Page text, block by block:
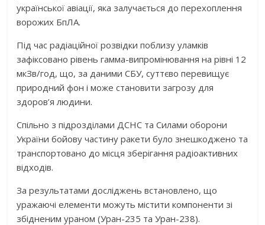
української авіації, яка залучається до перехоплення
ворожих БпЛА.
Під час радіаційної розвідки поблизу уламків
зафіксовано рівень гамма-випромінювання на рівні 12
мкЗв/год, що, за даними СБУ, суттєво перевищує
природний фон і може становити загрозу для
здоров’я людини.
Спільно з підрозділами ДСНС та Силами оборони
України бойову частину ракети було знешкоджено та
транспортовано до місця зберігання радіоактивних
відходів.
За результатами досліджень встановлено, що
уражаючі елементи можуть містити компоненти зі
збідненим ураном (Уран-235 та Уран-238).